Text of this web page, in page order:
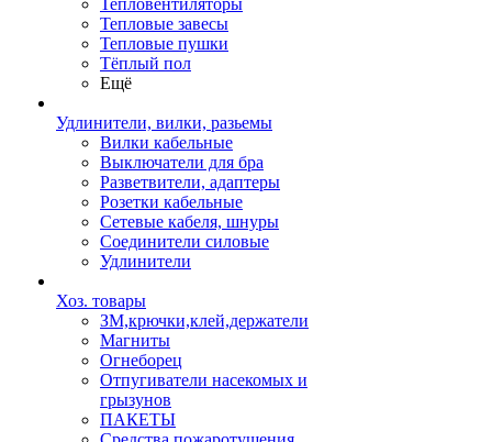
Тепловентиляторы
Тепловые завесы
Тепловые пушки
Тёплый пол
Ещё
Удлинители, вилки, разьемы
Вилки кабельные
Выключатели для бра
Разветвители, адаптеры
Розетки кабельные
Сетевые кабеля, шнуры
Соединители силовые
Удлинители
Хоз. товары
ЗМ,крючки,клей,держатели
Магниты
Огнеборец
Отпугиватели насекомых и
грызунов
ПАКЕТЫ